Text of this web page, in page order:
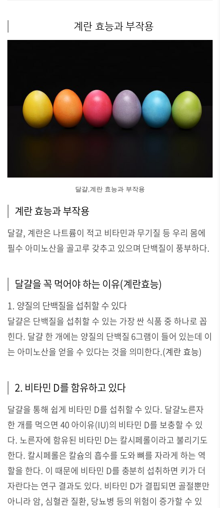
계란 효능과 부작용
달걀,계란 효능과 부작용
계란 효능과 부작용
달걀, 계란은 나트륨이 적고 비타민과 무기질 등 우리 몸에
필수 아미노산을 골고루 갖추고 있으며 단백질이 풍부하다.
달걀을 꼭 먹어야 하는 이유(계란효능)
1. 양질의 단백질을 섭취할 수 있다
달걀은 단백질을 섭취할 수 있는 가장 싼 식품 중 하나로 꼽
힌다. 달걀 한 개에는 양질의 단백질 6그램이 들어 있는데 이
는 아미노산을 얻을 수 있다는 것을 의미한다.(계란 효능)
2. 비타민 D를 함유하고 있다
달걀을 통해 쉽게 비타민 D를 섭취할 수 있다. 달걀노른자
한 개를 먹으면 40 아이유(IU)의 비타민 D를 보충할 수 있
다. 노른자에 함유된 비타민 D는 칼시페롤이라고 불리기도
한다. 칼시페롤은 칼슘의 흡수를 도와 뼈를 자라게 하는 역
할을 한다. 이 때문에 비타민 D를 충분히 섭취하면 키가 더
자란다는 연구 결과도 있다. 비타민 D가 결핍되면 골절뿐만
아니라 암, 심혈관 질환, 당뇨병 등의 위험이 증가할 수 있